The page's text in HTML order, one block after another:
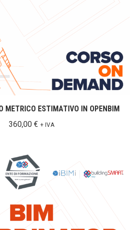
METRICO ESTIMATIVO IN OPENBIM
360,00 € + IVA